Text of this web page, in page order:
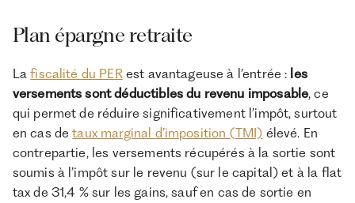
Plan épargne retraite
Lafiscalité du PERest avantageuse à l’entrée : les
versements sont déductibles du revenu imposable, ce
qui permet de réduire significativement l’impôt, surtout
en cas detaux marginal d’imposition (TMI) élevé. En
contrepartie, les versements récupérés à la sortie sont
soumis à l’impôt sur le revenu (sur le capital) et à la flat
tax de 31,4 % sur les gains, sauf en cas de sortie en